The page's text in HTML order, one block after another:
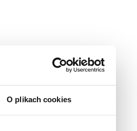
O plikach cookies